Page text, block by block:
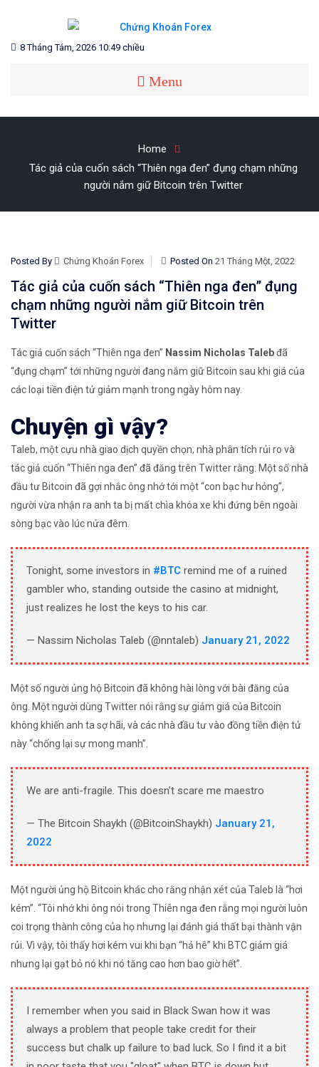
content
CHỨNG KHOÁN FOREX
Blog chia sẻ về Chứng Khoán và Forex
8 Tháng Tám, 2026 10:49 chiều
Menu
Home
Tác giả của cuốn sách “Thiên nga đen” đụng chạm những
người nắm giữ Bitcoin trên Twitter
Posted By Chứng Khoán Forex Posted On 21 Tháng Một, 2022
Tác giả của cuốn sách “Thiên nga đen” đụng
chạm những người nắm giữ Bitcoin trên
Twitter
Tác giả cuốn sách “Thiên nga đen” Nassim Nicholas Talebđã
“đụng chạm” tới những người đang nắm giữ Bitcoin sau khi giá của
các loại tiền điện tử giảm mạnh trong ngày hôm nay.
Chuyện gì vậy?
Taleb, một cựu nhà giao dịch quyền chọn, nhà phân tích rủi ro và
tác giả cuốn “Thiên nga đen” đã đăng trên Twitter rằng: Một số nhà
đầu tư Bitcoin đã gợi nhắc ông nhớ tới một “con bạc hư hỏng”,
người vừa nhận ra anh ta bị mất chìa khóa xe khi đứng bên ngoài
sòng bạc vào lúc nửa đêm.
Tonight, some investors in #BTC remind me of a ruined
gambler who, standing outside the casino at midnight,
just realizes he lost the keys to his car.
— Nassim Nicholas Taleb (@nntaleb) January 21, 2022
Một số người ủng hộ Bitcoin đã không hài lòng với bài đăng của
ông. Một người dùng Twitter nói rằng sự giảm giá của Bitcoin
không khiến anh ta sợ hãi, và các nhà đầu tư vào đồng tiền điện tử
này “chống lại sự mong manh”.
We are anti-fragile. This doesn’t scare me maestro
— The Bitcoin Shaykh (@BitcoinShaykh) January 21,
2022
Một người ủng hộ Bitcoin khác cho rằng nhận xét của Taleb là “hơi
kém”. “Tôi nhớ khi ông nói trong Thiên nga đen rằng mọi người luôn
coi trọng thành công của họ nhưng lại đánh giá thất bại thành vận
rủi. Vì vậy, tôi thấy hơi kém vui khi bạn “hả hê” khi BTC giảm giá
nhưng lại gạt bỏ nó khi nó tăng cao hơn bao giờ hết”.
I remember when you said in Black Swan how it was
always a problem that people take credit for their
success but chalk up failure to bad luck. So I find it a bit